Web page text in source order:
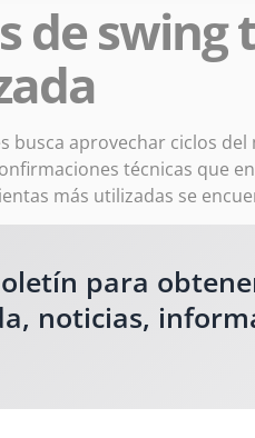
de
busca aprovechar ciclos
técnicas que
más utilizadas se
para
noticias,